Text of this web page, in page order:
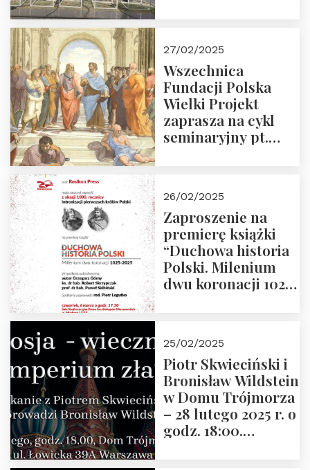
27/02/2025
Wszechnica
Fundacji Polska
Wielki Projekt
zaprasza na cykl
seminaryjny pt.
26/02/2025
Zaproszenie na
premierę książki
“Duchowa historia
Polski. Milenium
dwu koronacji 1025-
2025 r. godz. 17:30,
DAW ul. Miodowa
17/19
25/02/2025
Piotr Skwieciński i
Bronisław Wildstein
w Domu Trójmorza
– 28 lutego 2025 r. o
godz. 18:00.